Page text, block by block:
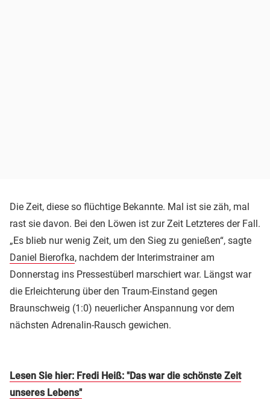
Die Zeit, diese so flüchtige Bekannte. Mal ist sie zäh, mal
rast sie davon. Bei den Löwen ist zur Zeit Letzteres der Fall.
„Es blieb nur wenig Zeit, um den Sieg zu genießen“, sagte
Daniel Bierofka, nachdem der Interimstrainer am
Donnerstag ins Pressestüberl marschiert war. Längst war
die Erleichterung über den Traum-Einstand gegen
Braunschweig (1:0) neuerlicher Anspannung vor dem
nächsten Adrenalin-Rausch gewichen.
Lesen Sie hier: Fredi Heiß: "Das war die schönste Zeit
unseres Lebens"